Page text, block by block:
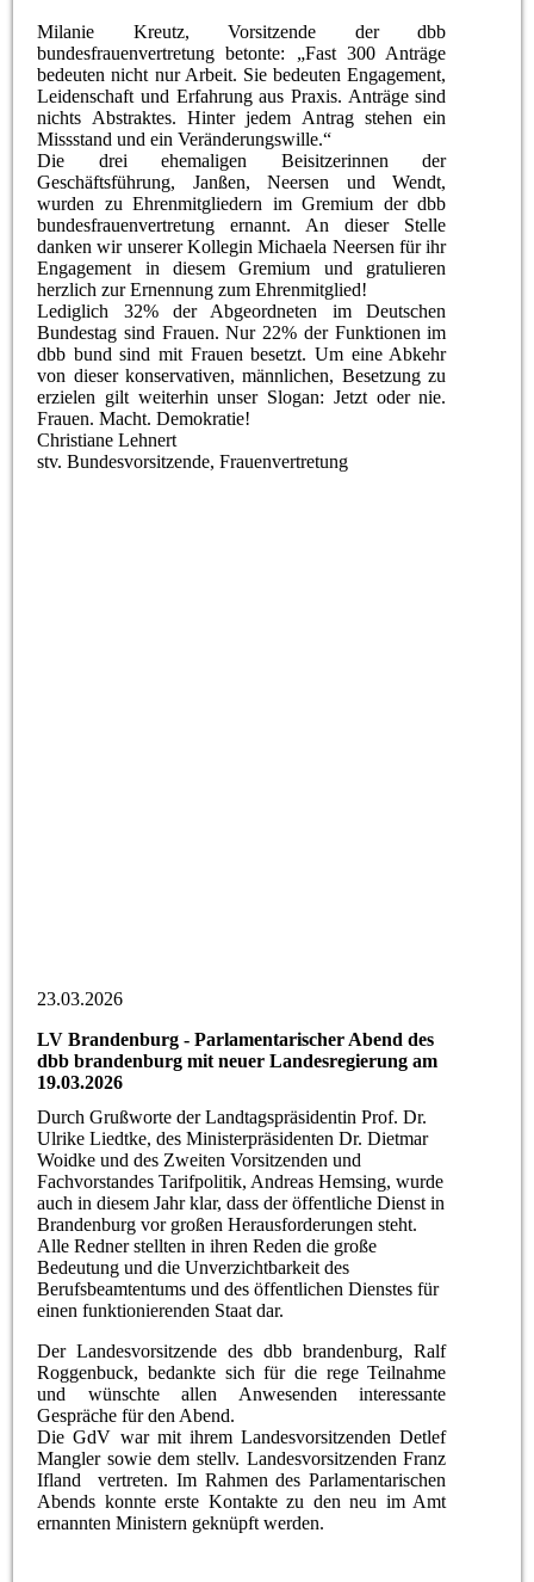
Milanie Kreutz, Vorsitzende der dbb
bundesfrauenvertretung betonte: „Fast 300 Anträge
bedeuten nicht nur Arbeit. Sie bedeuten Engagement,
Leidenschaft und Erfahrung aus Praxis. Anträge sind
nichts Abstraktes. Hinter jedem Antrag stehen ein
Missstand und ein Veränderungswille.“
Die drei ehemaligen Beisitzerinnen der
Geschäftsführung, Janßen, Neersen und Wendt,
wurden zu Ehrenmitgliedern im Gremium der dbb
bundesfrauenvertretung ernannt. An dieser Stelle
danken wir unserer Kollegin Michaela Neersen für ihr
Engagement in diesem Gremium und gratulieren
herzlich zur Ernennung zum Ehrenmitglied!
Lediglich 32% der Abgeordneten im Deutschen
Bundestag sind Frauen. Nur 22% der Funktionen im
dbb bund sind mit Frauen besetzt. Um eine Abkehr
von dieser konservativen, männlichen, Besetzung zu
erzielen gilt weiterhin unser Slogan: Jetzt oder nie.
Frauen. Macht. Demokratie!
Christiane Lehnert
stv. Bundesvorsitzende, Frauenvertretung
23.03.2026
LV Brandenburg - Parlamentarischer Abend des
dbb brandenburg mit neuer Landesregierung am
19.03.2026
Durch Grußworte der Landtagspräsidentin Prof. Dr.
Ulrike Liedtke, des Ministerpräsidenten Dr. Dietmar
Woidke und des Zweiten Vorsitzenden und
Fachvorstandes Tarifpolitik, Andreas Hemsing, wurde
auch in diesem Jahr klar, dass der öffentliche Dienst in
Brandenburg vor großen Herausforderungen steht.
Alle Redner stellten in ihren Reden die große
Bedeutung und die Unverzichtbarkeit des
Berufsbeamtentums und des öffentlichen Dienstes für
einen funktionierenden Staat dar.
Der Landesvorsitzende des dbb brandenburg, Ralf
Roggenbuck, bedankte sich für die rege Teilnahme
und wünschte allen Anwesenden interessante
Gespräche für den Abend.
Die GdV war mit ihrem Landesvorsitzenden Detlef
Mangler sowie dem stellv. Landesvorsitzenden Franz
Ifland vertreten. Im Rahmen des Parlamentarischen
Abends konnte erste Kontakte zu den neu im Amt
ernannten Ministern geknüpft werden.